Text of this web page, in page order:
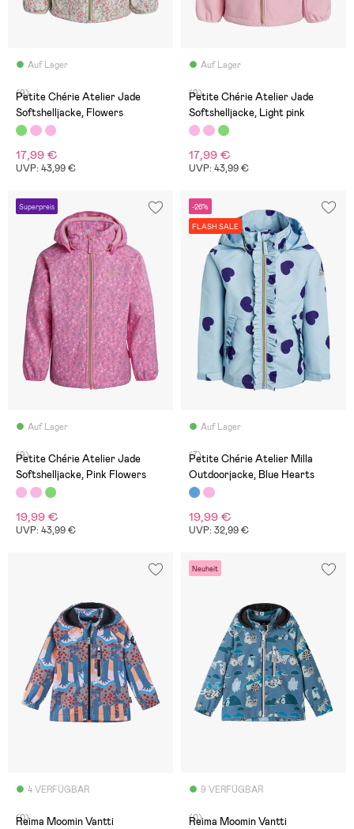
Auf Lager
(9)
Petite Chérie Atelier Jade
Softshelljacke, Flowers
17,99 €
UVP: 43,99 €
Auf Lager
(9)
Petite Chérie Atelier Jade
Softshelljacke, Light pink
17,99 €
UVP: 43,99 €
Superpreis
Auf Lager
(9)
Petite Chérie Atelier Jade
Softshelljacke, Pink Flowers
19,99 €
UVP: 43,99 €
-26%
FLASH SALE
Auf Lager
(7)
Petite Chérie Atelier Milla
Outdoorjacke, Blue Hearts
19,99 €
UVP: 32,99 €
4 VERFÜGBAR
(0)
Reima Moomin Vantti
Neuheit
9 VERFÜGBAR
(0)
Reima Moomin Vantti